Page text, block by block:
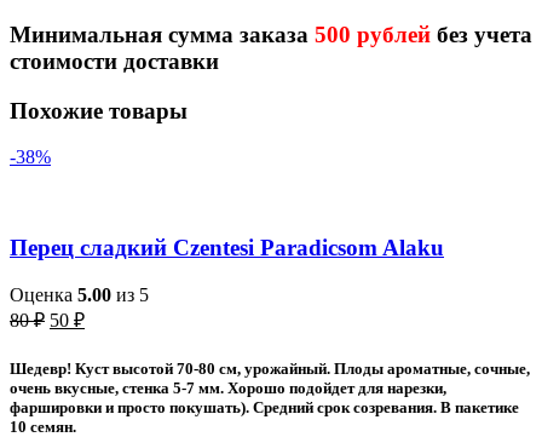
Минимальная сумма заказа 500 рублей без учета
стоимости доставки
Похожие товары
-38%
Перец сладкий Czentesi Paradicsom Alaku
Оценка 5.00 из 5
80₽ Первоначальная
составляла
80 ₽.
50 ₽Текущая
50 ₽.
Шедевр! Куст высотой 70-80 см, урожайный. Плоды ароматные, сочные,
очень вкусные, стенка 5-7 мм. Хорошо подойдет для нарезки,
фаршировки и просто покушать). Средний срок созревания. В пакетике
10 семян.